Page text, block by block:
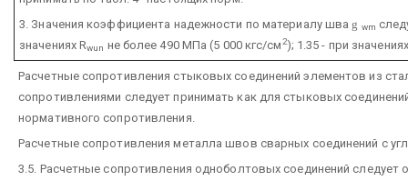
3. Значения коэффициента надежности по материалу шва g wm
значениях Rwun не более 490 МПа (5 000 кгс/см2); 1.35 - при
Расчетные сопротивления стыковых соединений элементов из
сопротивлениями следует принимать как для стыковых
нормативного сопротивления.
Расчетные сопротивления металла швов сварных соединений с
3.5. Расчетные сопротивления одноболтовых соединений